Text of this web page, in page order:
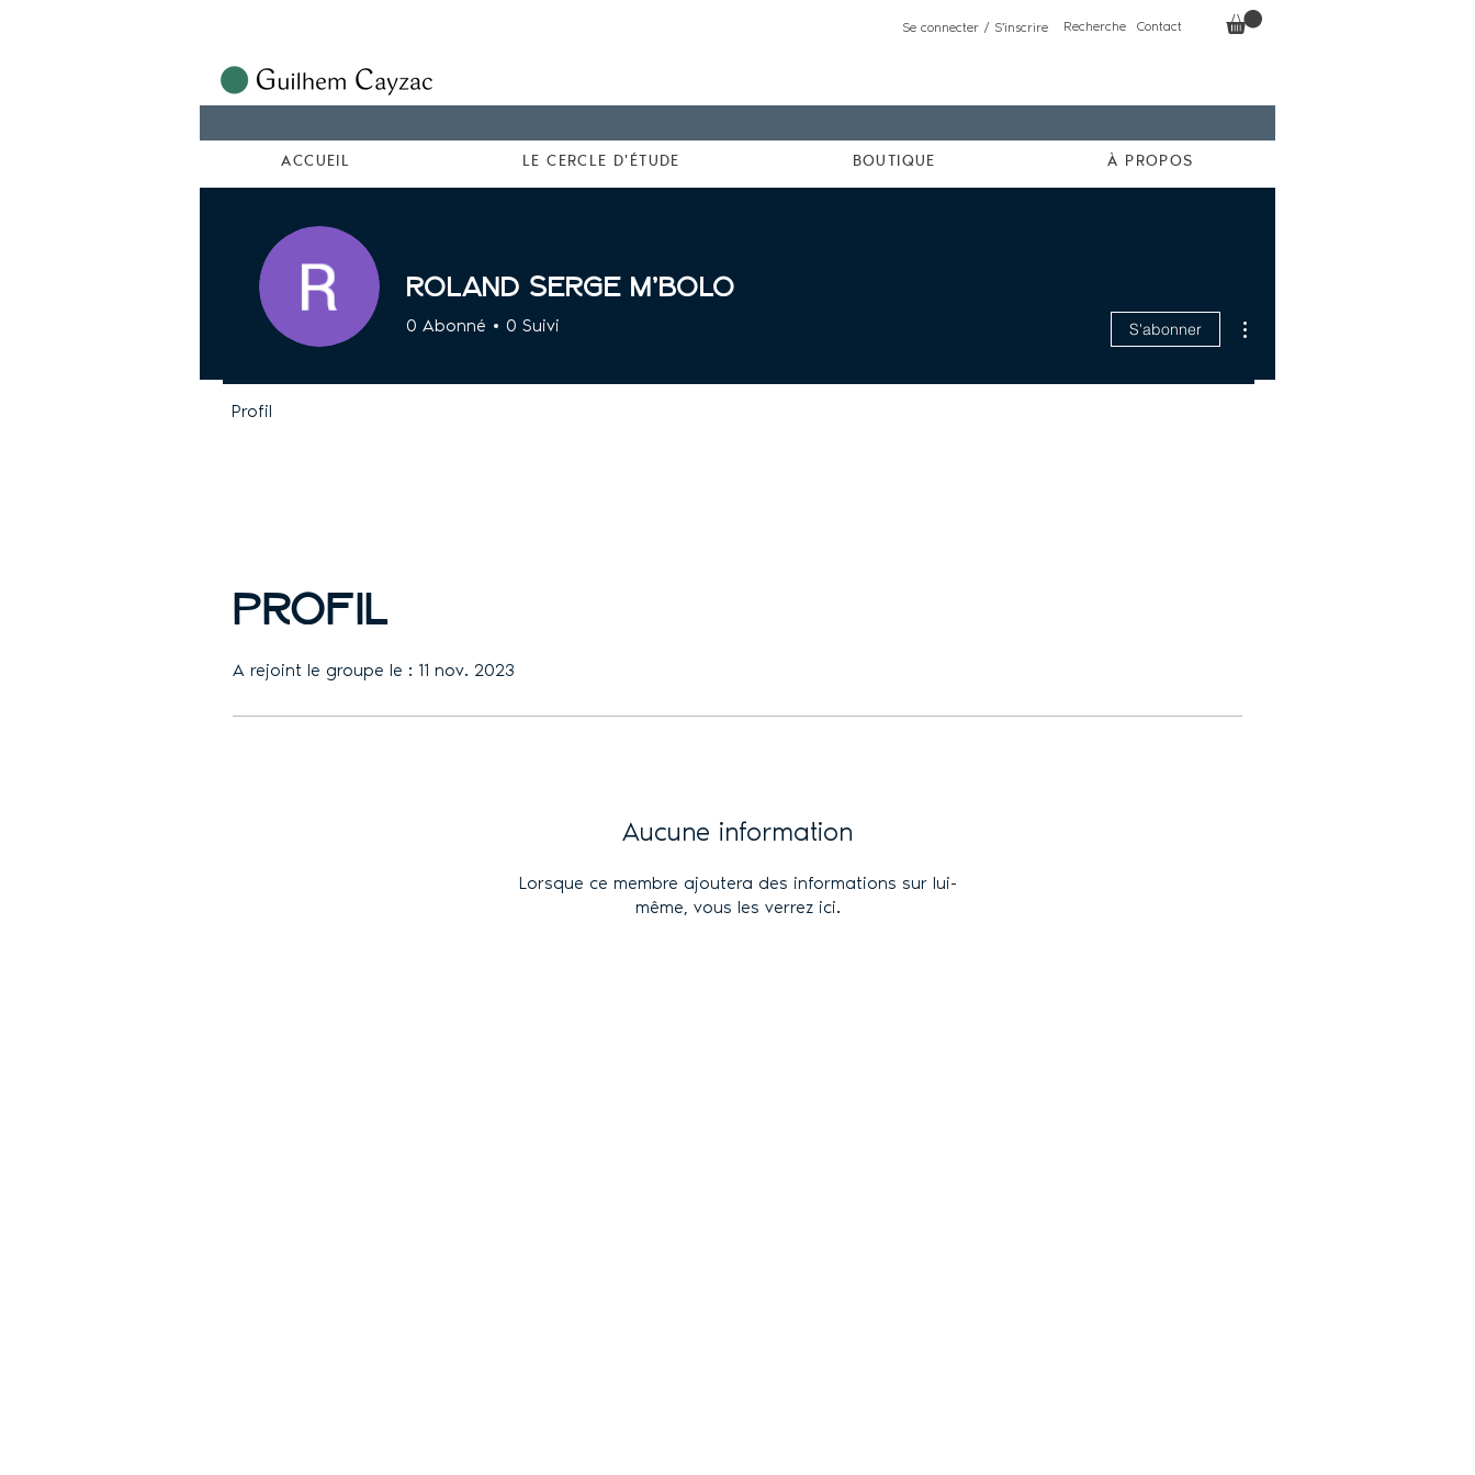
Se connecter / S'inscrire Recherche Contact
ACCUEIL LE CERCLE D'ÉTUDE BOUTIQUE À PROPOS
Profil
A rejoint le groupe le : 11 nov. 2023
Aucune information
Lorsque ce membre ajoutera des informations sur lui-
même, vous les verrez ici.
Roland Serge M'bolo
0 Abonné 0 Suivi S'abonner
Profil